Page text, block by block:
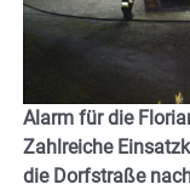
Alarm für die
Zahlreiche
die Dorfstraße